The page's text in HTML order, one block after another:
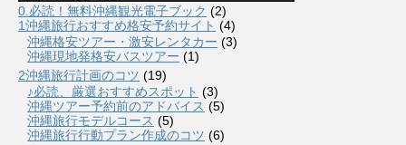
0.必読！無料沖縄観光電子ブック (2)
1沖縄旅行おすすめ格安予約サイト (4)
沖縄格安ツアー・激安レンタカー (3)
沖縄現地発格安バスツアー (1)
2沖縄旅行計画のコツ (19)
♪必読、厳選おすすめスポット (3)
沖縄ツアー予約前のアドバイス (5)
沖縄旅行モデルコース (5)
沖縄旅行行動プラン作成のコツ (6)